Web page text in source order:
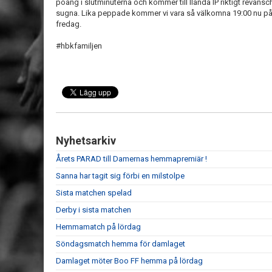
poäng i slutminuterna och kommer till Ilanda IP riktigt
sugna. Lika peppade kommer vi vara så välkomna 19:00 nu på
fredag.
#hbkfamiljen
Nyhetsarkiv
Årets PARAD till Damernas hemmapremiär !
Sanna har tagit sig förbi en milstolpe
Sista matchen spelad
Derby i sista matchen
Hemmamatch på lördag
Söndagsmatch hemma för damlaget
Damlaget möter Boo FF hemma på lördag